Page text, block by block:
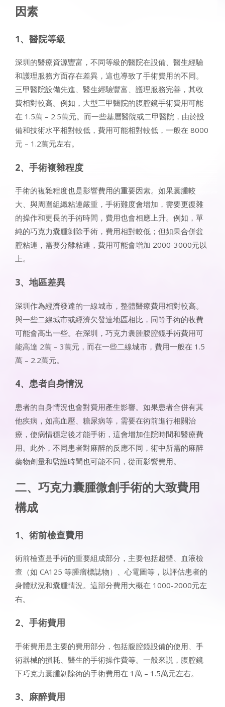
因素
1、醫院等級
深圳的醫療資源豐富，不同等級的醫院在設備、醫生經驗
和護理服務方面存在差異，這也導致了手術費用的不同。
三甲醫院設備先進、醫生經驗豐富、護理服務完善，其收
費相對較高。例如，大型三甲醫院的腹腔鏡手術費用可能
在 1.5萬 – 2.5萬元。而一些基層醫院或二甲醫院，由於設
備和技術水平相對較低，費用可能相對較低，一般在 8000
元 – 1.2萬元左右。
2、手術複雜程度
手術的複雜程度也是影響費用的重要因素。如果囊腫較
大、與周圍組織粘連嚴重，手術難度會增加，需要更復雜
的操作和更長的手術時間，費用也會相應上升。例如，單
純的巧克力囊腫剝除手術，費用相對較低；但如果合併盆
腔粘連，需要分離粘連，費用可能會增加 2000-3000元以
上。
3、地區差異
深圳作為經濟發達的一線城市，整體醫療費用相對較高。
與一些二線城市或經濟欠發達地區相比，同等手術的收費
可能會高出一些。在深圳，巧克力囊腫腹腔鏡手術費用可
能高達 2萬 – 3萬元，而在一些二線城市，費用一般在 1.5
萬 – 2.2萬元。
4、患者自身情況
患者的自身情況也會對費用產生影響。如果患者合併有其
他疾病，如高血壓、糖尿病等，需要在術前進行相關治
療，使病情穩定後才能手術，這會增加住院時間和醫療費
用。此外，不同患者對麻醉的反應不同，術中所需的麻醉
藥物劑量和監護時間也可能不同，從而影響費用。
二、巧克力囊腫微創手術的大致費用
構成
1、術前檢查費用
術前檢查是手術的重要組成部分，主要包括超聲、血液檢
查（如 CA125 等腫瘤標誌物）、心電圖等，以評估患者的
身體狀況和囊腫情況。這部分費用大概在 1000-2000元左
右。
2、手術費用
手術費用是主要的費用部分，包括腹腔鏡設備的使用、手
術器械的損耗、醫生的手術操作費等。一般來説，腹腔鏡
下巧克力囊腫剝除術的手術費用在 1萬 – 1.5萬元左右。
3、麻醉費用